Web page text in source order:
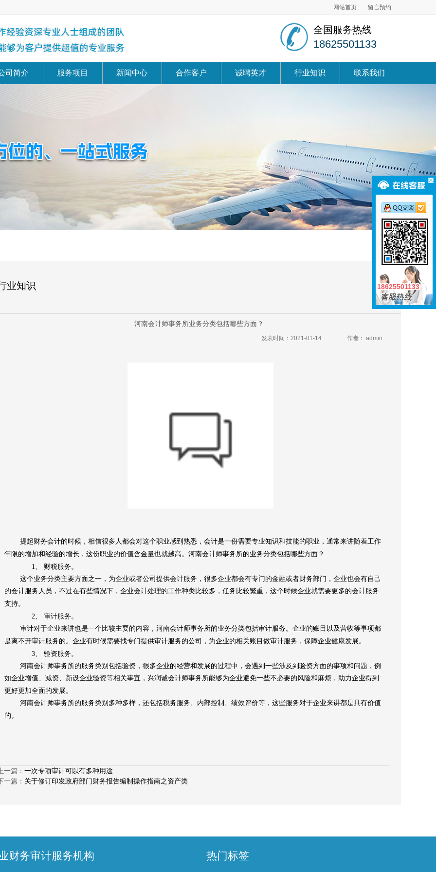
网站首页 留言预约
全国服务热线
18625501133
司简介 服务项目 新闻中心 合作客户 诚聘英才 行业知识 联系我们
业知识
河南会计师事务所业务分类包括哪些方面？
作者： admin
发表时间：2021-01-14
提起财务会计的时候，相信很多人都会对这个职业感到熟悉，会计是一份需要专业知识和技能的职业，通常来讲随着工作
年限的增加和经验的增长，这份职业的价值含金量也就越高。河南会计师事务所的业务分类包括哪些方面？
1、 财税服务。
这个业务分类主要方面之一，为企业或者公司提供会计服务，很多企业都会有专门的金融或者财务部门，企业也会有自己
的会计服务人员，不过在有些情况下，企业会计处理的工作种类比较多，任务比较繁重，这个时候企业就需要更多的会计服务
支持。
2、 审计服务。
审计对于企业来讲也是一个比较主要的内容，河南会计师事务所的业务分类包括审计服务。企业的账目以及营收等事项都
是离不开审计服务的。企业有时候需要找专门提供审计服务的公司，为企业的相关账目做审计服务，保障企业健康发展。
3、 验资服务。
河南会计师事务所的服务类别包括验资 ，很多企业的经营和发展的过程中，会遇到一些涉及到 验资方面的事项和问题，例
如企业增值、减资、新设企业验资等相关事宜， 兴润诚会计师事务所能够为企业避免一些不必要的风险和麻烦，助力企业得到
更好更加全面的发展。
河南会计师事务所的服务类别多种多样，还包括税务服务、 内部控制、绩效评价等，这些服务对于企业来讲都是具有价值
的。
一篇： 一次专项审计可以有多种用途
一篇： 关于修订印发政府部门财务报告编制操作指南之资产类
财务审计服务机构 热门标签
18625501133
18625501133